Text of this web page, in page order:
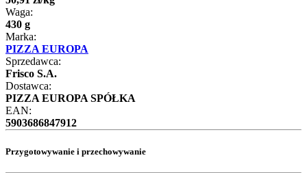
Waga:
430 g
Marka:
PIZZA EUROPA
Sprzedawca:
Frisco S.A.
Dostawca:
PIZZA EUROPA SPÓŁKA
EAN:
5903686847912
Przygotowywanie i przechowywanie